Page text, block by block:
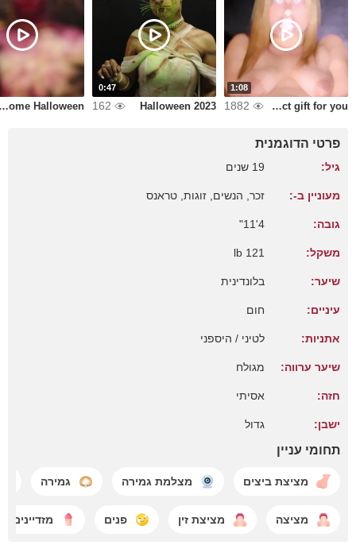
1:08
A perfect gift for you
1882
0:47
Halloween 2023
162
Halloween
פרטי הדוגמנית
גיל: 19 שנים
מעוניין ב-: זכר, הנשים, זוגות, טראנס
גובה: 4'11"
משקל: 121 lb
שיער: בלונדינית
עיניים: חום
אתניות: לטיני / היספני
שיער ערווה: מגולח
חזה: אסיתי
ישבן: גדול
תחומי עניין
מציצת ביצים מצלמת גמירה גמירה
מציצה מציצת זין פנים מזדיינים